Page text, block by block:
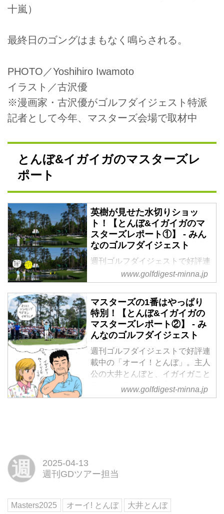
十嵐）
最終日のゴングはまもなく鳴らされる。
PHOTO／Yoshihiro Iwamoto
イラスト／古沢優
※漫画家・古沢優がゴルフダイジェスト特派
記者として今年、マスターズ会場で取材中
とんぼ&イガイガのマスターズレ
ポート
英樹が見せた水切りショッ
ト！【とんぼ&イガイガのマ
スターズレポート①】 - みん
なのゴルフダイジェスト
週刊ゴルフダイジェストで好評連
載中の「オーイ！とんぼ」。主人
公の大井とんぼと、イガイガこと
五十嵐一賀が、世界中のゴルファ
ーの夢舞台「マスターズ」に潜
入。大会の様子をレポート！
www.golfdigest-minna.jp
マスターズの1番はやっぱり
特別！【とんぼ&イガイガの
マスターズレポート②】 - み
んなのゴルフダイジェスト
週刊ゴルフダイジェストで好評連
載中の「オーイ！とんぼ」。主人
公の大井とんぼと、イガイガこと
五十嵐一賀が、世界中のゴルファ
ーの夢舞台「マスターズ」に潜
www.golfdigest-minna.jp
週
2025-04-13
週刊GDツアー担当
Masters2025 オーイ! とんぼ 大井とんぼ